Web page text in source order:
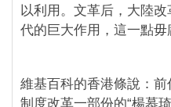
以利用。文革后，大陸
代的巨大作用，這一點毋
維基百科的香港條說：
制度改革一部份的“楊慕